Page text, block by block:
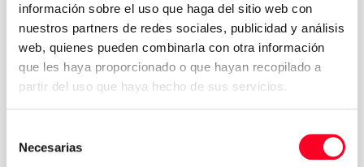
información sobre el uso que haga del sitio web con
nuestros partners de redes sociales, publicidad y análisis
web, quienes pueden combinarla con otra información
que les haya proporcionado o que hayan recopilado a
partir del uso que haya hecho de sus servicios.
Necesarias
MORI SEIKI
TL-40Y 4000